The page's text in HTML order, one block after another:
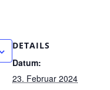
DETAILS
Datum:
23. Februar 2024